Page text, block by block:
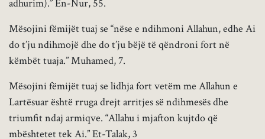
adhurim).” En-Nur, 55.
Mësojini fëmijët tuaj se “nëse e ndihmoni Allahun, edhe Ai
do t’ju ndihmojë dhe do t’ju bëjë të qëndroni fort në
këmbët tuaja.” Muhamed, 7.
Mësojini fëmijët tuaj se lidhja fort vetëm me Allahun e
Lartësuar është rruga drejt arritjes së ndihmesës dhe
triumfit ndaj armiqve. “Allahu i mjafton kujtdo që
mbështetet tek Ai.” Et-Talak, 3